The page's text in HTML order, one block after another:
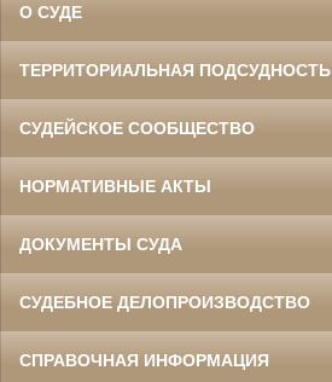
О СУДЕ
ТЕРРИТОРИАЛЬНАЯ ПОДСУДНОСТЬ
СУДЕЙСКОЕ СООБЩЕСТВО
НОРМАТИВНЫЕ АКТЫ
ДОКУМЕНТЫ СУДА
СУДЕБНОЕ ДЕЛОПРОИЗВОДСТВО
СПРАВОЧНАЯ ИНФОРМАЦИЯ